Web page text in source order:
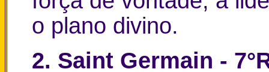
o plano divino.
2. Saint Germain -